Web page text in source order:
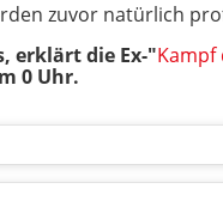
zuvor natürlich
erklärt die Ex-"Kampf
0 Uhr.